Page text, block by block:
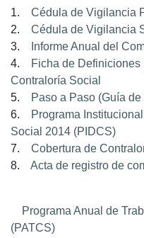
1. Cédula de Vigilancia
2. Cédula de Vigilancia
3.
Informe Anual del
4.
Ficha de
Contraloría Social
5.
Paso a Paso (Guía
6.
Programa
Social 2014 (PIDCS)
7. Cobertura de
8. Acta de registro de
Programa Anual de
(PATCS)